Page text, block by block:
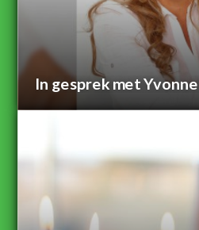
In gesprek met